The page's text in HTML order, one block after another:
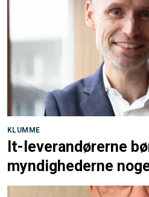
KLUMME
It-leverandørerne
myndighederne